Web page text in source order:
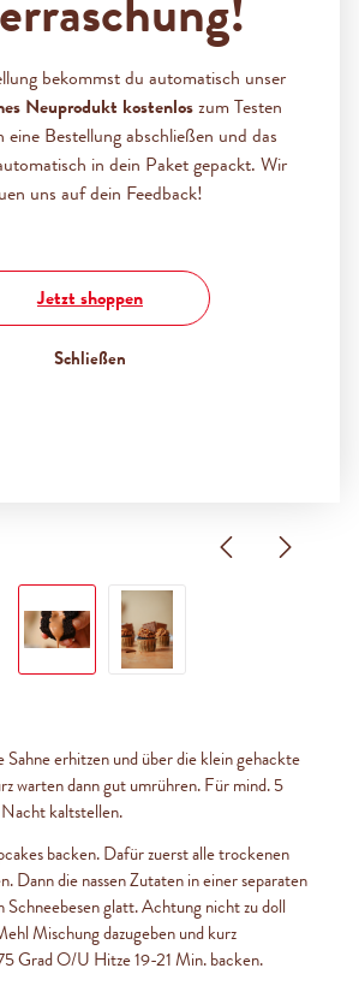
befindet sich ein externes Video. Du
Cookies zustimmen, um den
Inhalt abzuspielen.
Sahne erhitzen und über die klein gehackte
warten dann gut umrühren. Für mind. 5
kaltstellen.
backen. Dafür zuerst alle trockenen
Dann die nassen Zutaten in einer separaten
Schneebesen glatt. Achtung nicht zu doll
Mischung dazugeben und kurz
Grad O/U Hitze 19-21 Min. backen.
bekommst du automatisch unser
Neuprodukt kostenloszum Testen
eine Bestellung abschließen und das
in dein Paket gepackt. Wir
uns auf dein Feedback!
Jetzt shoppen
Schließen